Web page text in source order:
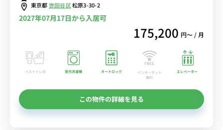
東京都世田谷区松原3-30-2
2027年07月17日から入居可
175,200 円〜 / 月
バストイレ別 室内洗濯機 オートロック
インターネット
無料
エレベーター
この物件の詳細を見る